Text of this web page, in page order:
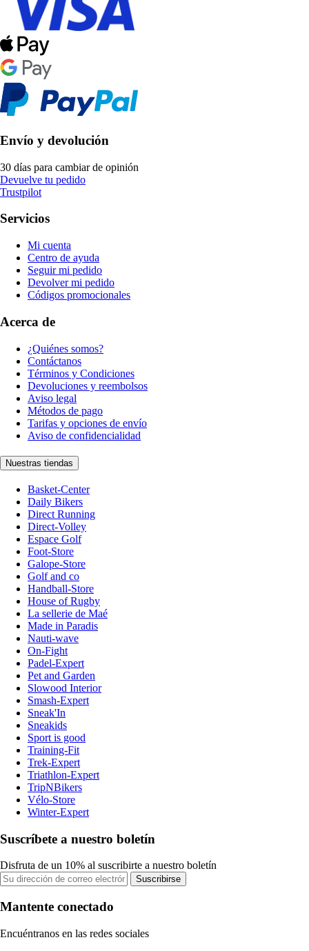
Envío y devolución
30 días para cambiar de opinión
Devuelve tu pedido
Trustpilot
Servicios
Mi cuenta
Centro de ayuda
Seguir mi pedido
Devolver mi pedido
Códigos promocionales
Acerca de
¿Quiénes somos?
Contáctanos
Términos y Condiciones
Devoluciones y reembolsos
Aviso legal
Métodos de pago
Tarifas y opciones de envío
Aviso de confidencialidad
Nuestras tiendas
Basket-Center
Daily Bikers
Direct Running
Direct-Volley
Espace Golf
Foot-Store
Galope-Store
Golf and co
Handball-Store
House of Rugby
La sellerie de Maé
Made in Paradis
Nauti-wave
On-Fight
Padel-Expert
Pet and Garden
Slowood Interior
Smash-Expert
Sneak'In
Sneakids
Sport is good
Training-Fit
Trek-Expert
Triathlon-Expert
TripNBikers
Vélo-Store
Winter-Expert
Suscríbete a nuestro boletín
Disfruta de un 10% al suscribirte a nuestro boletín
Suscribirse
Mantente conectado
Encuéntranos en las redes sociales